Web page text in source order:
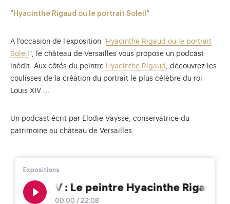
"Hyacinthe Rigaud ou le portrait Soleil"
A l'occasion de l'exposition "Hyacinthe Rigaud ou le portrait
Soleil ", le château de Versailles vous propose un podcast
inédit. Aux côtés du peintre Hyacinthe Rigaud , découvrez les
coulisses de la création du portrait le plus célèbre du roi
Louis XIV ...
Un podcast écrit par Elodie Vaysse, conservatrice du
patrimoine au château de Versailles.